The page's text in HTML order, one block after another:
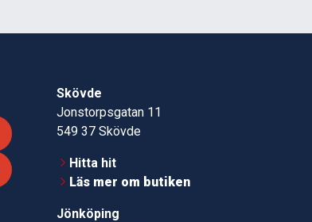
Skövde
Jonstorpsgatan 11
549 37 Skövde
Hitta hit
Läs mer om butiken
Jönköping